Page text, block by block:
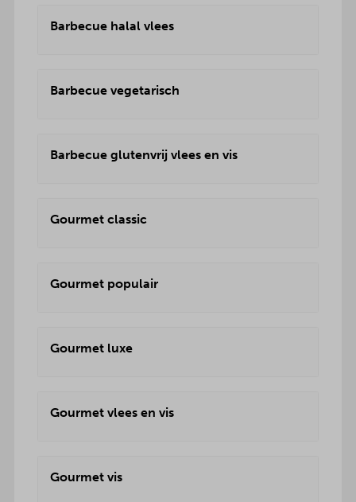
Barbecue halal vlees
Barbecue vegetarisch
Barbecue glutenvrij vlees en vis
Gourmet classic
Gourmet populair
Gourmet luxe
Gourmet vlees en vis
Gourmet vis